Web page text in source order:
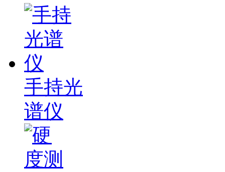
手持光
谱仪